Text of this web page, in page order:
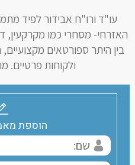
עו"ד ורו"ח אבידור לפיד
האזרחי- מסחרי כמו מקרקעין,
בין היתר ספורטאים
ולקוחות פרטיים.
הוספת